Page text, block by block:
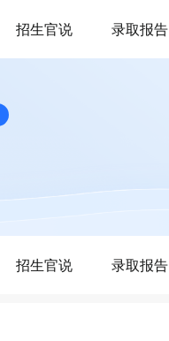
招生官说 录取报告
招生官说 录取报告